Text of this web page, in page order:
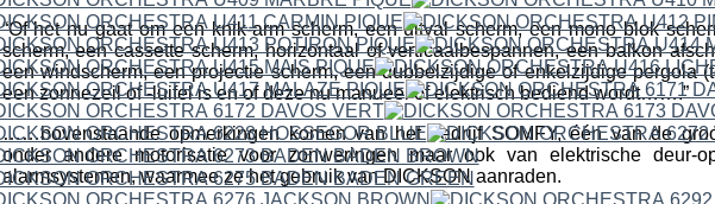
“Of het nu gaat om een knik-arm scherm, een uitval scherm, een mono blok
scherm, een cassette scherm, horizontaal of verticaalbespannen, een balkon
een windscherm, een projectie scherm, een dubbelzijdige of enkelzijdige pergola
een zonnezeil of -luifel is en of deze nu manueel of elektrisch bediend wordt…….”
……bovenstaande opmerkingen komen van het bedrijf SOMFY, één van de
onder andere motorisatie voor zonweringen maar ook van elektrische deur-
alarmsystemen, waarmee ze het gebruik van DICKSON aanraden.